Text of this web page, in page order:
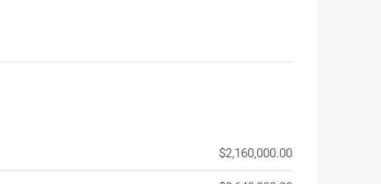
$2,160,000.00